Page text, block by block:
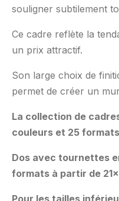
souligner subtilement
Ce cadre reflète la
un prix attractif.
Son large choix de
permet de créer un
La collection de
couleurs et 25
Dos avec tournettes
formats à partir de